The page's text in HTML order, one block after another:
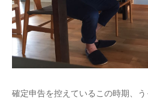
確定申告を控えているこの時期、